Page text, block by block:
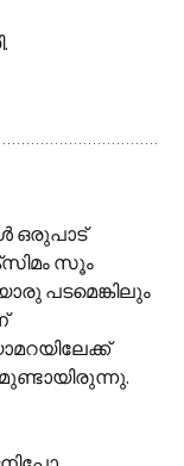
ഒരുപാട്
സൂം
പടമെങ്കിലും